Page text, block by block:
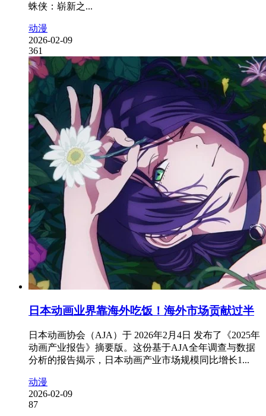
蛛侠：崭新之...
动漫
2026-02-09
361
日本动画业界靠海外吃饭！海外市场贡献过半
日本动画协会（AJA）于 2026年2月4日 发布了《2025年
动画产业报告》摘要版。这份基于AJA全年调查与数据
分析的报告揭示，日本动画产业市场规模同比增长1...
动漫
2026-02-09
87